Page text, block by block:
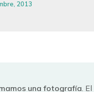
2013
una fotografía.